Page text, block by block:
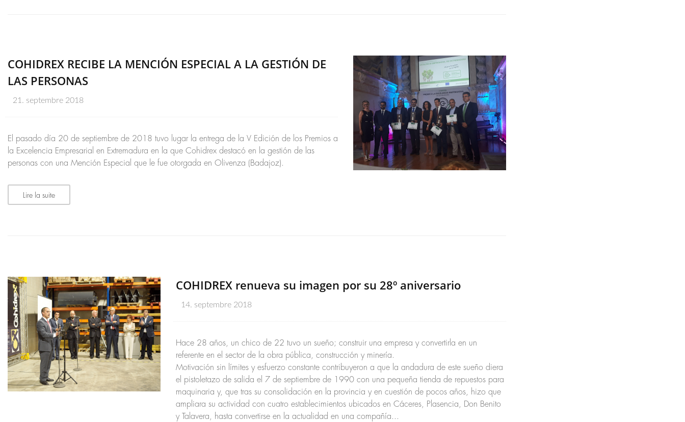
COHIDREX RECIBE LA MENCIÓN ESPECIAL A LA GESTIÓN DE
LAS PERSONAS
21. septembre 2018
El pasado día 20 de septiembre de 2018 tuvo lugar la entrega de la V Edición de los Premios a
la Excelencia Empresarial en Extremadura en la que Cohidrex destacó en la gestión de las
personas con una Mención Especial que le fue otorgada en Olivenza (Badajoz).
Lire la suite
COHIDREX renueva su imagen por su 28º aniversario
14. septembre 2018
Hace 28 años, un chico de 22 tuvo un sueño; construir una empresa y convertirla en un
referente en el sector de la obra pública, construcción y minería.
Motivación sin límites y esfuerzo constante contribuyeron a que la andadura de este sueño diera
el pistoletazo de salida el 7 de septiembre de 1990 con una pequeña tienda de repuestos para
maquinaria y, que tras su consolidación en la provincia y en cuestión de pocos años, hizo que
ampliara su actividad con cuatro establecimientos ubicados en Cáceres, Plasencia, Don Benito
y Talavera, hasta convertirse en la actualidad en una compañía...